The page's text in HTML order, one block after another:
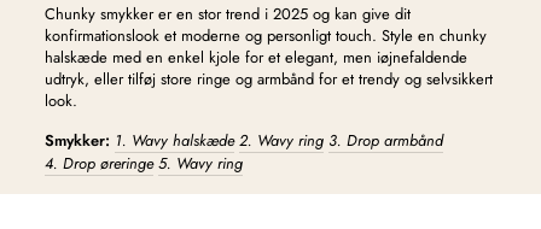
Chunky smykker er en stor trend i 2025 og kan give dit
konfirmationslook et moderne og personligt touch. Style en chunky
halskæde med en enkel kjole for et elegant, men iøjnefaldende
udtryk, eller tilføj store ringe og armbånd for et trendy og selvsikkert
look.
Smykker: 1. Wavy halskæde 2. Wavy ring 3. Drop armbånd
4. Drop øreringe 5. Wavy ring